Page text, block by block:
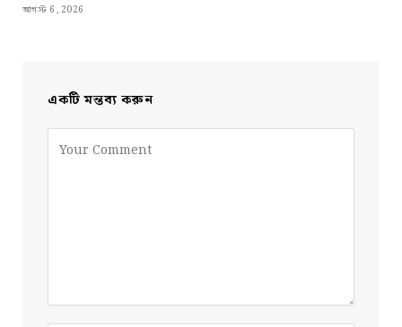
আগস্ট 6, 2026
একটি মন্তব্য করুন